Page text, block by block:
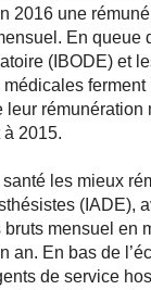
2016 une
En queue
(IBODE) et
médicales
leur rémunération
2015.
les mieux
(IADE),
mensuel en
an. En bas de
de service